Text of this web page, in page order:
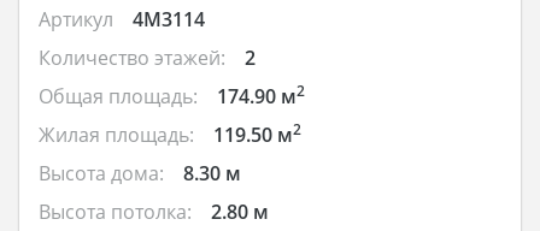
Артикул
4M3114
Количество этажей:
2
Общая площадь:
174.90 м2
Жилая площадь: 119.50 м2
Высота дома:
8.30 м
Высота потолка:
2.80 м